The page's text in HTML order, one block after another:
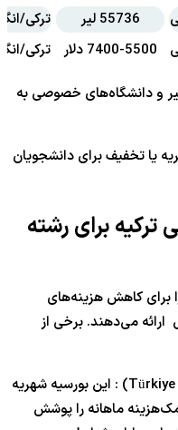
55736 لیر
ترکی/
7400-5500 دلار ترکی/
و دانشگاه‌های خصوصی به
یا تخفیف برای دانشجویان
برای رشته
برای کاهش هزینه‌های
می‌دهند. برخی از
بورسیه ترکیه بورسلاری (Türkiye Bursları) : این بورسیه شهریه
ماهانه را پوشش